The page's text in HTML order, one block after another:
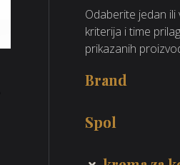
Odaberite jedan ili
kriterija i time
prikazanih
Brand
Spol